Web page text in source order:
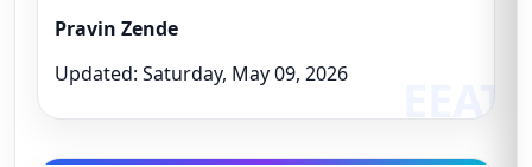
Pravin Zende
Updated: Saturday, May 09, 2026